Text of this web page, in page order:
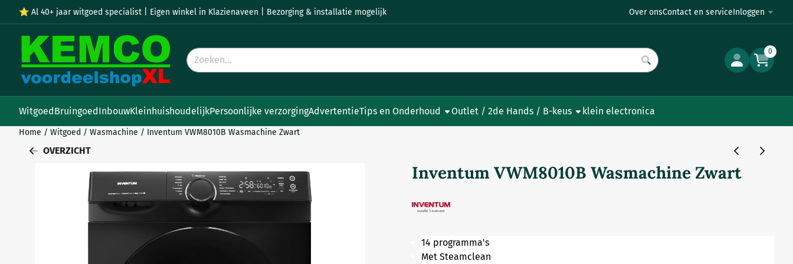
Cookievoorkeuren zijn momenteel gesloten.
⭐ Al 40+ jaar witgoed specialist | Eigen winkel in Klazienaveen | Bezorging & installatie mogelijk Over onsContact en serviceInloggen
Zoeken 0
WitgoedBruingoedInbouwKleinhuishoudelijkPersoonlijke verzorgingAdvertentieTips en Onderhoud Outlet / 2de Hands / B-keus klein electronica
Home / Witgoed / Wasmachine / Inventum VWM8010B Wasmachine Zwart
OVERZICHT
Inventum VWM8010B Wasmachine Zwart
14 programma's
Met Steamclean